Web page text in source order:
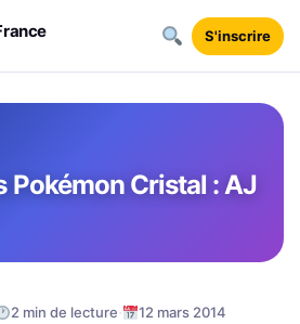
S'inscrire
Pokémon Cristal : AJ
2 min de lecture· 12 mars 2014